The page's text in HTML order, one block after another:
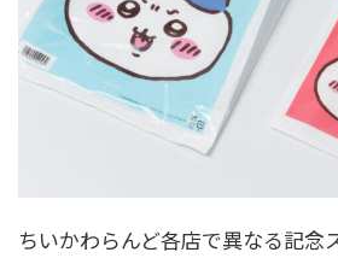
ちいかわらんど各店で異なる記念